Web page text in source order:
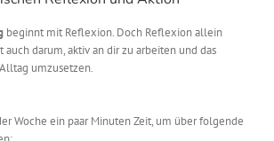
beginnt mit Reflexion. Doch Reflexion allein
auch darum, aktiv an dir zu arbeiten und das
umzusetzen.
Woche ein paar Minuten Zeit, um über folgende